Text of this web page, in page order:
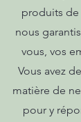
produits
nous
vous, vos
Vous avez
matière de
pour y